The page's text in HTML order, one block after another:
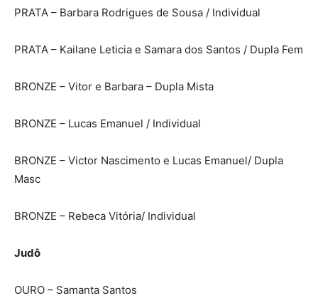
PRATA – Barbara Rodrigues de Sousa / Individual
PRATA – Kailane Leticia e Samara dos Santos / Dupla Fem
BRONZE – Vitor e Barbara – Dupla Mista
BRONZE – Lucas Emanuel / Individual
BRONZE – Victor Nascimento e Lucas Emanuel/ Dupla
Masc
BRONZE – Rebeca Vitória/ Individual
Judô
OURO – Samanta Santos